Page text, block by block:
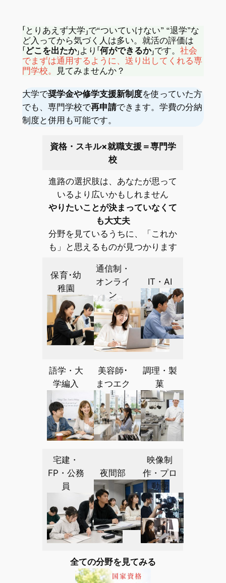
「とりあえず大学」で“ついていけない” “退学”な
ど入ってから気づく人は多い。就活の評価は
「どこを出たか」より 「何ができるか」です。 社会
でまずは通用するように、送り出してくれる専
門学校。 見てみませんか？
大学で奨学金や修学支援新制度を使っていた方
でも、専門学校で再申請できます。学費の分納
制度と併用も可能です。
資格・スキル×就職支援＝専門学
校
進路の選択肢は、あなたが思って
いるより広いかもしれません
やりたいことが決まっていなくて
も大丈夫
分野を見ているうちに、「これか
も」と思えるものが見つかります
保育･幼
稚園
通信制・
オンライ
ン
IT・AI
語学・大
学編入
美容師･
まつエク
調理・製
菓
宅建・
FP・公務
員
夜間部
映像制
作・プロ
動画
全ての分野を見てみる